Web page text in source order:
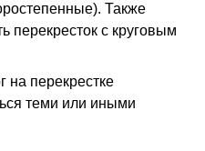
Также
перекресток с круговым
на перекрестке
теми или иными